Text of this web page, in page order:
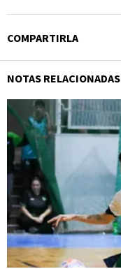
COMPARTIRLA
NOTAS RELACIONADAS